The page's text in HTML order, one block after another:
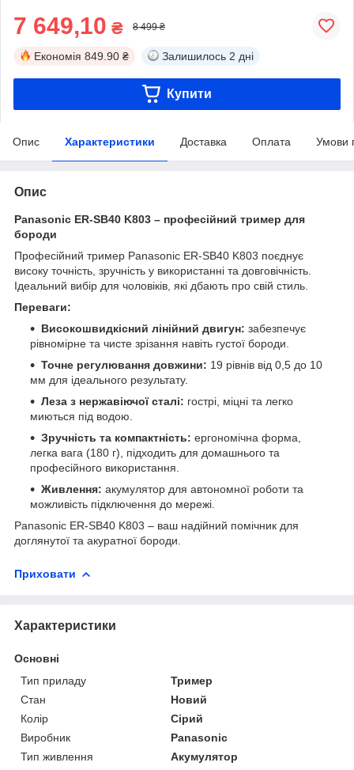
7 649,10 ₴ 8 499 ₴
Економія 849.90 ₴ Залишилось 2 дні
Купити
Опис Характеристики Доставка Оплата Умови
Опис
Panasonic ER-SB40 K803 – професійний тример для
бороди
Професійний тример Panasonic ER-SB40 K803 поєднує
високу точність, зручність у використанні та довговічність.
Ідеальний вибір для чоловіків, які дбають про свій стиль.
Переваги:
Високошвидкісний лінійний двигун: забезпечує
рівномірне та чисте зрізання навіть густої бороди.
Точне регулювання довжини: 19 рівнів від 0,5 до 10
мм для ідеального результату.
Леза з нержавіючої сталі: гострі, міцні та легко
миються під водою.
Зручність та компактність: ергономічна форма,
легка вага (180 г), підходить для домашнього та
професійного використання.
Живлення: акумулятор для автономної роботи та
можливість підключення до мережі.
Panasonic ER-SB40 K803 – ваш надійний помічник для
доглянутої та акуратної бороди.
Приховати
Характеристики
Основні
Тип приладу
Тример
Стан
Новий
Колір
Сірий
Виробник
Panasonic
Тип живлення
Акумулятор